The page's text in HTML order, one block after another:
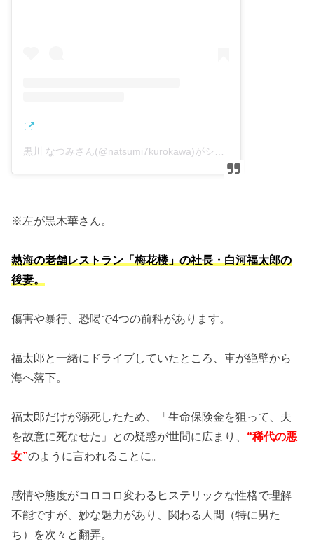
黒川 なつみさん(@natsumi7kurokawa)がシェアした投稿
※左が黒木華さん。
熱海の老舗レストラン「梅花楼」の社長・白河福太郎の
後妻。
傷害や暴行、恐喝で4つの前科があります。
福太郎と一緒にドライブしていたところ、車が絶壁から
海へ落下。
福太郎だけが溺死したため、「生命保険金を狙って、夫
を故意に死なせた」との疑惑が世間に広まり、 “稀代の悪
女”のように言われることに。
感情や態度がコロコロ変わるヒステリックな性格で理解
不能ですが、妙な魅力があり、関わる人間（特に男た
ち）を次々と翻弄。